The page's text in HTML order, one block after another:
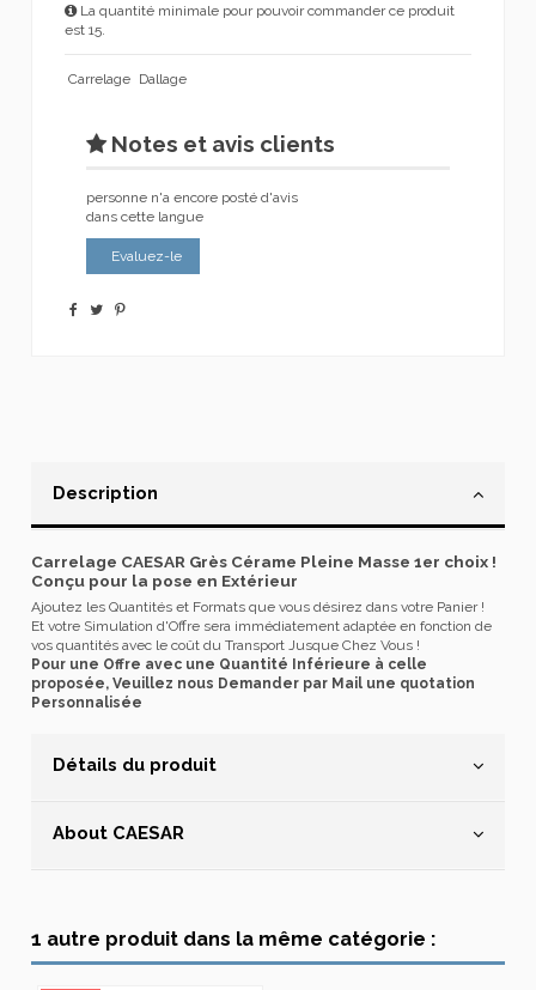
La quantité minimale pour pouvoir commander ce produit
est 15.
Carrelage Dallage
Notes et avis clients
personne n'a encore posté d'avis
dans cette langue
Evaluez-le
Description
Carrelage CAESAR Grès Cérame Pleine Masse 1er choix !
Conçu pour la pose en Extérieur
Ajoutez les Quantités et Formats que vous désirez dans votre Panier !
Et votre Simulation d'Offre sera immédiatement adaptée en fonction de
vos quantités avec le coût du Transport Jusque Chez Vous !
Pour une Offre avec une Quantité Inférieure à celle
proposée, Veuillez nous Demander par Mail une quotation
Personnalisée
Détails du produit
About CAESAR
1 autre produit dans la même catégorie :